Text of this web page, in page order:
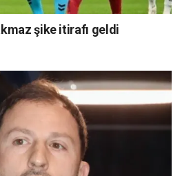
şike itirafı geldi